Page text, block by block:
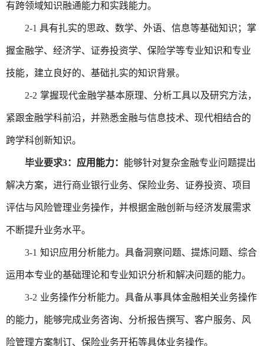
有跨领域知识融通能力和实践能力。
2-1 具有扎实的思政、数学、外语、信息等基础知识；掌
握金融学、经济学、证券投资学、保险学等专业知识和专业
技能，建立良好的、基础扎实的知识背景。
2-2 掌握现代金融学基本原理、分析工具以及研究方法，
紧跟金融学科前沿，并熟悉金融与信息技术、现代相结合的
跨学科创新知识。
毕业要求3： 应用能力： 能够针对复杂金融专业问题提出
解决方案，进行商业银行业务、保险业务、证券投资、项目
评估与风险管理业务操作，并根据金融创新与经济发展需求
不断提升业务水平。
3-1 知识应用分析能力。具备洞察问题、提炼问题、综合
运用本专业的基础理论和专业知识分析和解决问题的能力。
3-2 业务操作分析能力。具备从事具体金融相关业务操作
的能力，能够完成业务咨询、分析报告撰写、客户服务、风
险管理方案制订、保险业务开拓等具体业务操作。